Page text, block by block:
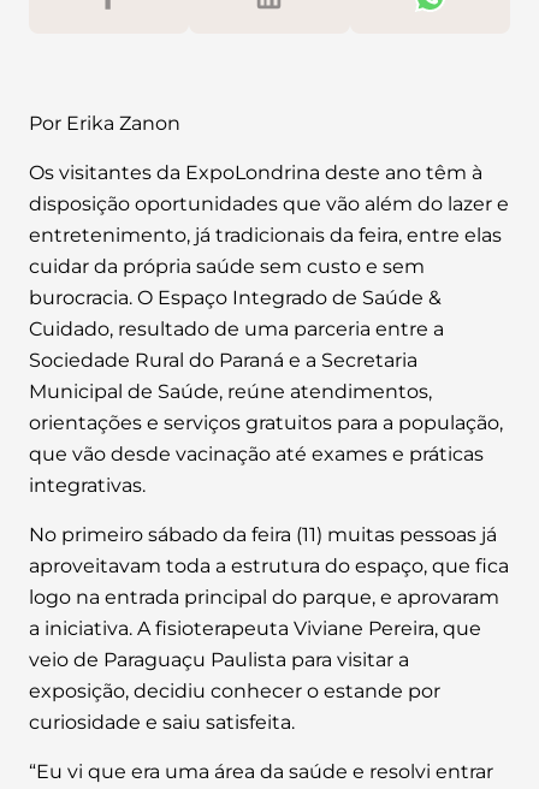
Por Erika Zanon
Os visitantes da ExpoLondrina deste ano têm à
disposição oportunidades que vão além do lazer e
entretenimento, já tradicionais da feira, entre elas
cuidar da própria saúde sem custo e sem
burocracia. O Espaço Integrado de Saúde &
Cuidado, resultado de uma parceria entre a
Sociedade Rural do Paraná e a Secretaria
Municipal de Saúde, reúne atendimentos,
orientações e serviços gratuitos para a população,
que vão desde vacinação até exames e práticas
integrativas.
No primeiro sábado da feira (11) muitas pessoas já
aproveitavam toda a estrutura do espaço, que fica
logo na entrada principal do parque, e aprovaram
a iniciativa. A fisioterapeuta Viviane Pereira, que
veio de Paraguaçu Paulista para visitar a
exposição, decidiu conhecer o estande por
curiosidade e saiu satisfeita.
“Eu vi que era uma área da saúde e resolvi entrar